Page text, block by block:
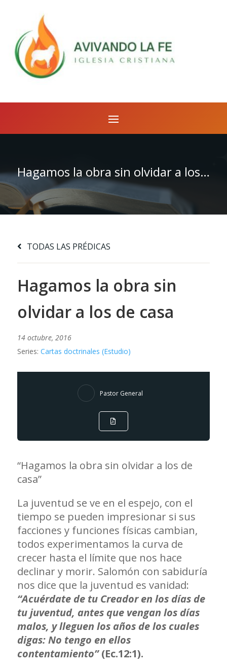
Hagamos la obra sin olvidar a los de casa
TODAS LAS PRÉDICAS
Hagamos la obra sin
olvidar a los de casa
14 octubre, 2016
Series: Cartas doctrinales (Estudio)
Pastor General
“Hagamos la obra sin olvidar a los de
casa”
La juventud se ve en el espejo, con el
tiempo se pueden impresionar si sus
facciones y funciones físicas cambian,
todos experimentamos la curva de
crecer hasta el límite que nos hace
declinar y morir. Salomón con sabiduría
nos dice que la juventud es vanidad:
“Acuérdate de tu Creador en los días de
tu juventud, antes que vengan los días
malos, y lleguen los años de los cuales
digas: No tengo en ellos
contentamiento” (Ec.12:1).